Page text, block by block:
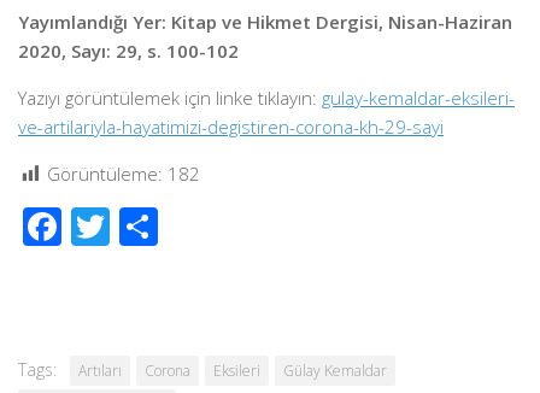
Yayımlandığı Yer: Kitap ve Hikmet Dergisi, Nisan-Haziran
2020, Sayı: 29, s. 100-102
Yazıyı görüntülemek için linke tıklayın: gulay-kemaldar-eksileri-
ve-artilariyla-hayatimizi-degistiren-corona-kh-29-sayi
Görüntüleme: 182
Facebook
Twitter
Tags: Artıları Corona Eksileri
Gülay Kemaldar